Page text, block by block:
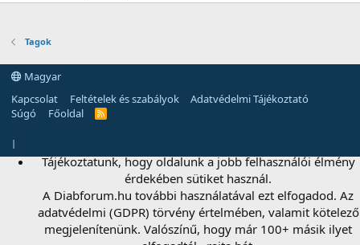
Tagok
Magyar
Kapcsolat
Feltételek és szabályok
Adatvédelmi Tájékoztató
Súgó
Főoldal
R
|
Tájékoztatunk, hogy oldalunk a jobb felhasználói élmény
érdekében sütiket használ.
A Diabforum.hu további használatával ezt elfogadod. Az
adatvédelmi (GDPR) törvény értelmében, valamit kötelező
megjelenítenünk. Valószínű, hogy már 100+ másik ilyet